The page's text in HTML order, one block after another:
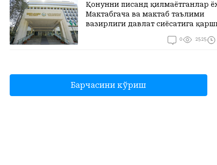
Қонунни писанд қилмаётганлар
Мактабгача ва мактаб таълими
вазирлиги давлат сиёсатига
0 2525
Барчасини кўриш